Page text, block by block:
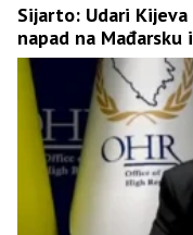
Sijarto: Udari Kijeva
napad na Mađarsku